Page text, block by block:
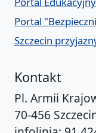
Portal
Szczecin
Kontakt
Pl. Armii
70-456